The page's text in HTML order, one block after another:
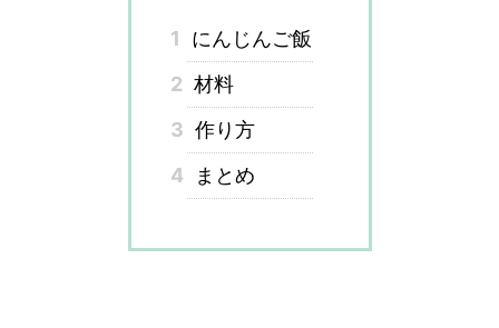
1
にんじんご飯
2 材料
3 作り方
4
まとめ